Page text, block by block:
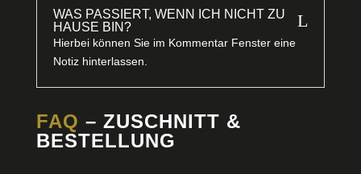
WAS PASSIERT, WENN ICH NICHT ZU
HAUSE BIN?
L
Hierbei können Sie im Kommentar Fenster eine
Notiz hinterlassen.
FAQ – ZUSCHNITT &
BESTELLUNG